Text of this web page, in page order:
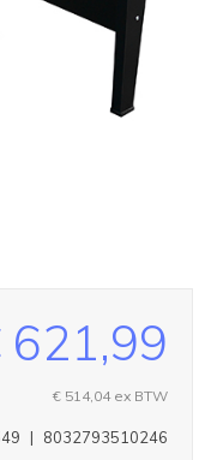
621,99
€ 514,04ex BTW
8032793510246
|